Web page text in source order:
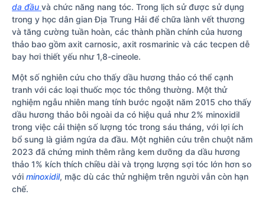
da đầu và chức năng nang tóc. Trong lịch sử được sử dụng
trong y học dân gian Địa Trung Hải để chữa lành vết thương
và tăng cường tuần hoàn, các thành phần chính của hương
thảo bao gồm axit carnosic, axit rosmarinic và các tecpen dễ
bay hơi thiết yếu như 1,8-cineole.
Một số nghiên cứu cho thấy dầu hương thảo có thể cạnh
tranh với các loại thuốc mọc tóc thông thường. Một thử
nghiệm ngẫu nhiên mang tính bước ngoặt năm 2015 cho thấy
dầu hương thảo bôi ngoài da có hiệu quả như 2% minoxidil
trong việc cải thiện số lượng tóc trong sáu tháng, với lợi ích
bổ sung là giảm ngứa da đầu. Một nghiên cứu trên chuột năm
2023 đã chứng minh thêm rằng kem dưỡng da dầu hương
thảo 1% kích thích chiều dài và trọng lượng sợi tóc lớn hơn so
với minoxidil, mặc dù các thử nghiệm trên người vẫn còn hạn
chế.